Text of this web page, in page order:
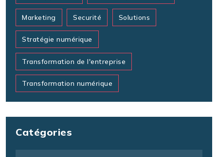
Marketing Securité Solutions
Stratégie numérique
Transformation de l'entreprise
Transformation numérique
Catégories